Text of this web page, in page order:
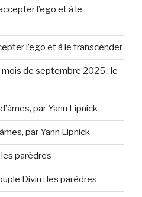
l’ego et à le
l’ego et à le transcender
mois de septembre 2025 : le
par Yann Lipnick
par Yann Lipnick
les parèdres
Divin : les parèdres